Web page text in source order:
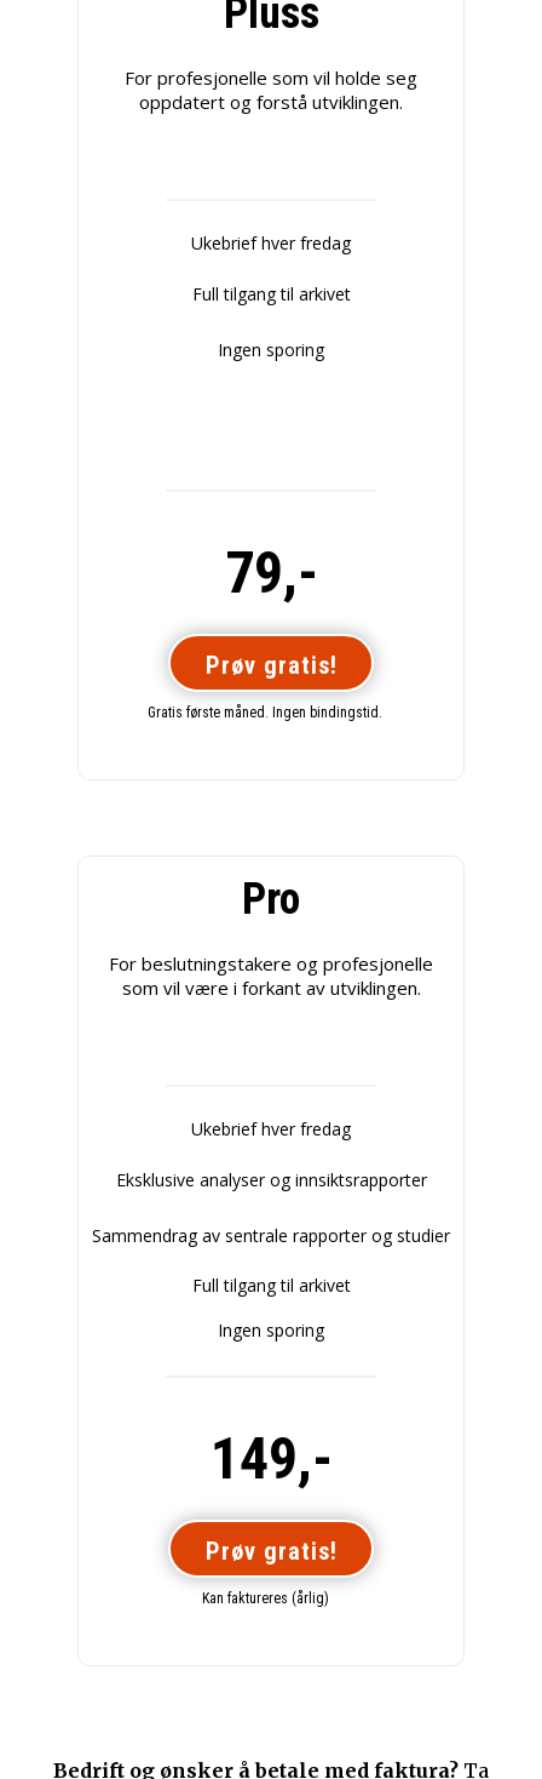
Pluss
For profesjonelle som vil holde seg
oppdatert og forstå utviklingen.
Ukebrief hver fredag
Full tilgang til arkivet
Ingen sporing
79,-
Prøv gratis!
Gratis første måned. Ingen bindingstid.
Pro
For beslutningstakere og profesjonelle
som vil være i forkant av utviklingen.
Ukebrief hver fredag
Eksklusive analyser og innsiktsrapporter
Sammendrag av sentrale rapporter og studier
Full tilgang til arkivet
Ingen sporing
149,-
Prøv gratis!
Kan faktureres (årlig)
Bedrift og ønsker å betale med faktura? Ta